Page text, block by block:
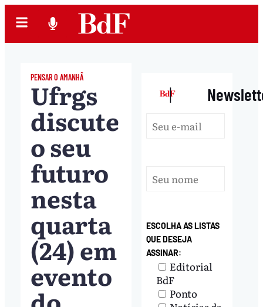
PENSAR O AMANHÃ
Ufrgs
discute
o seu
futuro
nesta
quarta
(24) em
evento
|
ESCOLHA AS LISTAS
QUE DESEJA
ASSINAR:
Editorial
BdF
Ponto